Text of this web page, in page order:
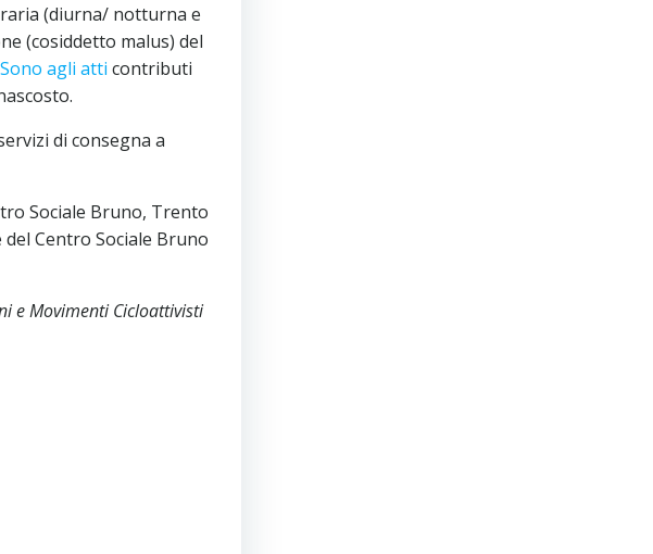
(diurna/ notturna e
(cosiddetto malus) del
Sono agli atti contributi
di consegna a
Sociale Bruno, Trento
Centro Sociale Bruno
e Movimenti Cicloattivisti